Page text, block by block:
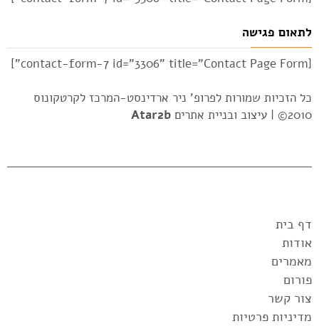
לתאום פגישה
[contact-form-7 id="3306" title="Contact Page Form"]
כל הזכיות שמורות לפרופ' ניר ארדינסט-המרכז לקרטקונוס
2010© |
עיצוב ובניית אתרים Atar2b
דף בית
אודות
מאמרים
פורום
צור קשר
מדיניות פרטיות